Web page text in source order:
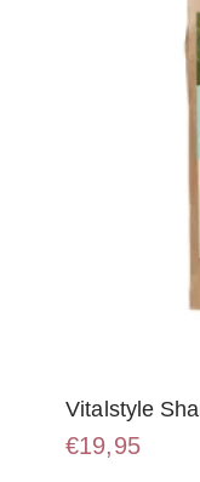
Vitalstyle
€19,95